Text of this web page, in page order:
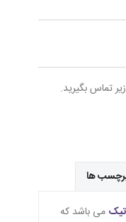
تماس بگیرید.
ها
می باشد که